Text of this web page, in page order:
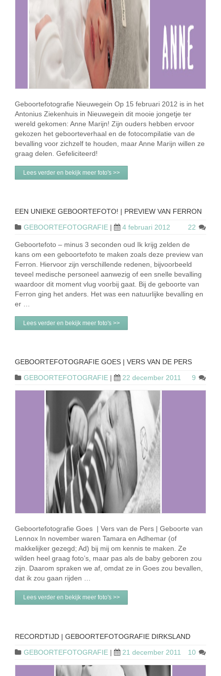
Geboortefotografie Nieuwegein Op 15 februari 2012 is in het
Antonius Ziekenhuis in Nieuwegein dit mooie jongetje ter
wereld gekomen: Anne Marijn! Zijn ouders hebben ervoor
gekozen het geboorteverhaal en de fotocompilatie van de
bevalling voor zichzelf te houden, maar Anne Marijn willen ze
graag delen. Gefeliciteerd!
Lees verder en bekijk meer foto's >>
EEN UNIEKE GEBOORTEFOTO! | PREVIEW VAN FERRON
GEBOORTEFOTOGRAFIE | 4 februari 2012 22
Geboortefoto – minus 3 seconden oud Ik krijg zelden de
kans om een geboortefoto te maken zoals deze preview van
Ferron. Hiervoor zijn verschillende redenen, bijvoorbeeld
teveel medische personeel aanwezig of een snelle bevalling
waardoor dit moment vlug voorbij gaat. Bij de geboorte van
Ferron ging het anders. Het was een natuurlijke bevalling en
er …
Lees verder en bekijk meer foto's >>
GEBOORTEFOTOGRAFIE GOES | VERS VAN DE PERS
GEBOORTEFOTOGRAFIE | 22 december 2011 9
Geboortefotografie Goes | Vers van de Pers | Geboorte van
Lennox In november waren Tamara en Adhemar (of
makkelijker gezegd; Ad) bij mij om kennis te maken. Ze
wilden heel graag foto’s, maar pas als de baby geboren zou
zijn. Daarom spraken we af, omdat ze in Goes zou bevallen,
dat ik zou gaan rijden …
Lees verder en bekijk meer foto's >>
RECORDTIJD | GEBOORTEFOTOGRAFIE DIRKSLAND
GEBOORTEFOTOGRAFIE | 21 december 2011 10